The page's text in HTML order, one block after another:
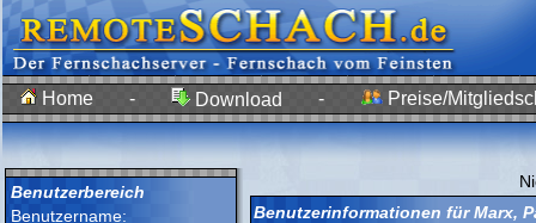
Home - Download - Preise/
Benutzerbereich
Benutzername:
Benutzerinformationen für Marx,